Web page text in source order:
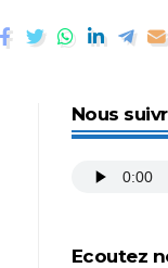
Nous
Ecoutez